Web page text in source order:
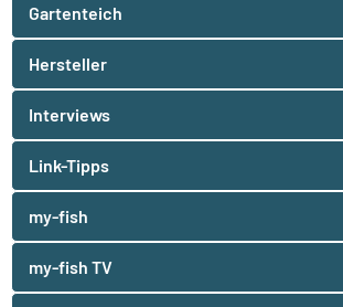
Gartenteich
Hersteller
Interviews
Link-Tipps
my-fish
my-fish TV